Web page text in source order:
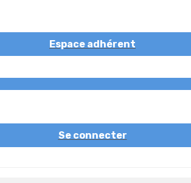
Espace adhérent
Se connecter